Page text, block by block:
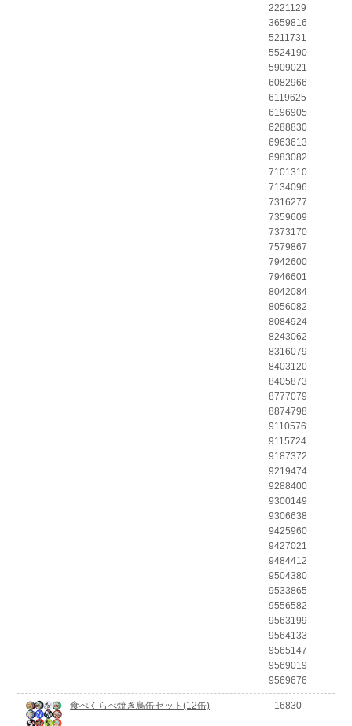
2221129
3659816
5211731
5524190
5909021
6082966
6119625
6196905
6288830
6963613
6983082
7101310
7134096
7316277
7359609
7373170
7579867
7942600
7946601
8042084
8056082
8084924
8243062
8316079
8403120
8405873
8777079
8874798
9110576
9115724
9187372
9219474
9288400
9300149
9306638
9425960
9427021
9484412
9504380
9533865
9556582
9563199
9564133
9565147
9569019
9569676
食べくらべ焼き鳥缶セット(12缶) 16830